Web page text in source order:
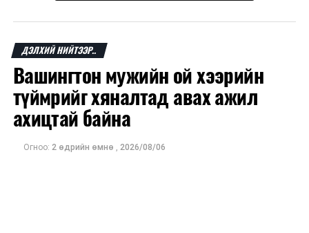
мэдээлжээ.
“Уралдронзавод” компани 2023 онд Екатеринбург
хотод байгуулагдсан бөгөөд нисгэгчгүй нисэх
төхөөрөмж үйлдвэрлэдэг аж. Тус компанийн 2025
оны орлого 6.2 тэрбум рубль, цэвэр ашиг нь 1.9
тэрбум рубльд хүрсэн гэж РБК мэдээлсэн байна.
Одоогоор дэлбэрэлтийн шалтгаан, хэрэгт холбоотой
ДЭЛХИЙ НИЙТЭЭР..
Вашингтон мужийн ой хээрийн
түймрийг хяналтад авах ажил
ахицтай байна
Огноо: 2 өдрийн өмнө , 2026/08/06